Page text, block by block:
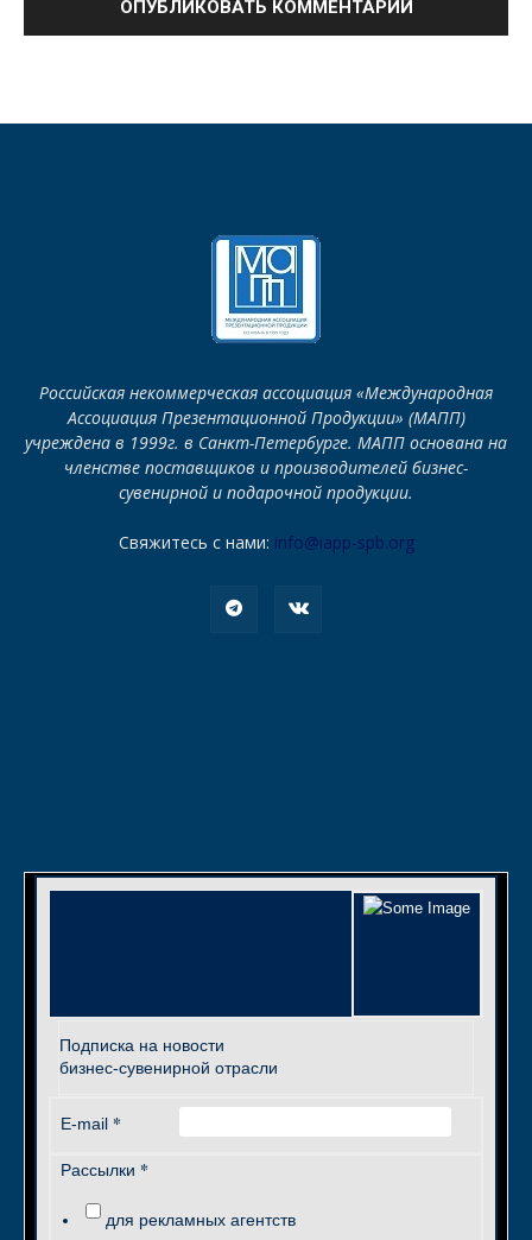
Российская некоммерческая ассоциация «Международная
Ассоциация Презентационной Продукции» (МАПП)
учреждена в 1999г. в Санкт-Петербурге. МАПП основана на
членстве поставщиков и производителей бизнес-
сувенирной и подарочной продукции.
Свяжитесь с нами: info@iapp-spb.org
Подписка на новости
бизнес-сувенирной отрасли
E-mail *
Рассылки *
для рекламных агентств